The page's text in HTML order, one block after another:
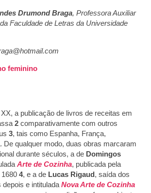
Drumond Braga, Professora Auxiliar
Faculdade de Letras da Universidade
feminino
a publicação de livros de receitas em
2 comparativamente com outros
3, tais como Espanha, França,
De qualquer modo, duas obras marcaram
durante séculos, a de Domingos
Arte de Cozinha, publicada pela
4, e a de Lucas Rigaud, saída dos
e intitulada Nova Arte de Cozinha